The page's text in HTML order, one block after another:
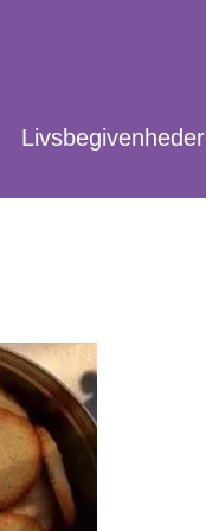
Livsbegivenheder